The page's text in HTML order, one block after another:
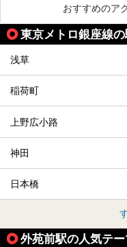
おすすめのア
東京メトロ銀座線
浅草
稲荷町
上野広小路
神田
日本橋
外苑前駅の人気テ